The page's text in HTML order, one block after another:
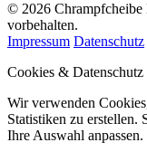
© 2026
vorbehalten.
Impressum Datenschutz
Cookies & Datenschutz
Wir verwenden
Statistiken zu erstellen.
Ihre Auswahl anpassen.